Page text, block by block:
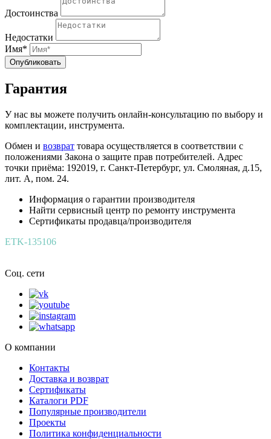
Достоинства
Недостатки
Имя*
Опубликовать
Гарантия
У нас вы можете получить онлайн-консультацию по выбору и
комплектации, инструмента.
Обмен и возврат товара осуществляется в соответствии с
положениями Закона о защите прав потребителей. Адрес
точки приёма: 192019, г. Санкт-Петербург, ул. Смоляная, д.15,
лит. А, пом. 24.
Информация о гарантии производителя
Найти сервисный центр по ремонту инструмента
Сертификаты продавца/производителя
ETK-135106
Соц. сети
О компании
Контакты
Доставка и возврат
Сертификаты
Каталоги PDF
Популярные производители
Проекты
Политика конфиденциальности